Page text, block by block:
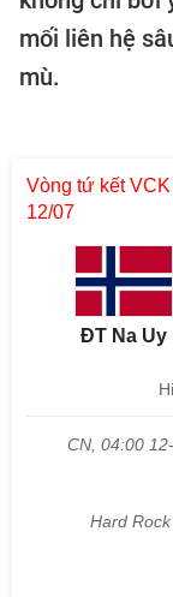
mối liên hệ
mù.